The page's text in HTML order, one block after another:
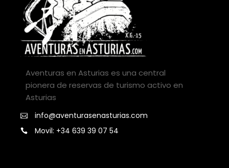
Aventuras en Asturias es una central
pionera de reservas de turismo activo en
Asturias
info@aventurasenasturias.com
Movil: +34 639 39 07 54